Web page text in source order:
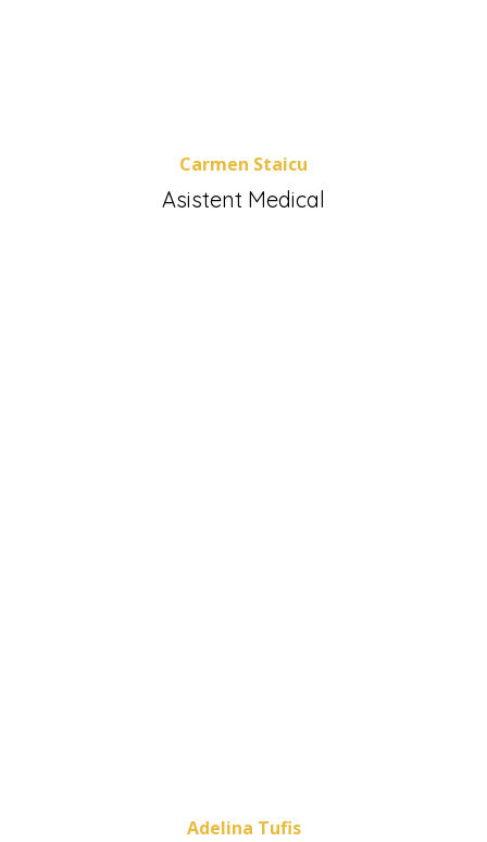
Carmen Staicu
Asistent Medical
Adelina Tufis